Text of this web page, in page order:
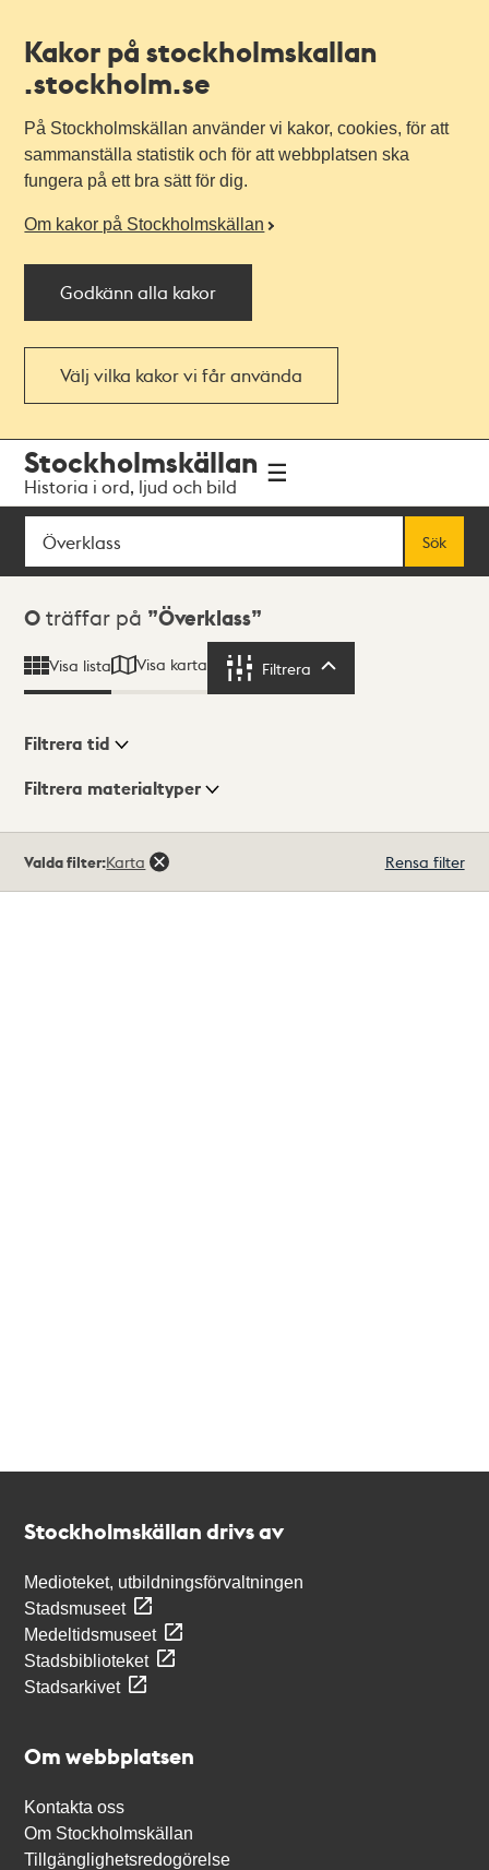
Kakor på stockholmskallan
.stockholm.se
På Stockholmskällan använder vi kakor, cookies, för att
sammanställa statistik och för att webbplatsen ska
fungera på ett bra sätt för dig.
Om kakor på Stockholmskällan
Godkänn alla kakor
Välj vilka kakor vi får använda
navigationen
huvudinnehållet
Stockholmskällan
Historia i ord, ljud och bild
Sök
Sök
Sökresultat
0 träffar på Överklass
Visa lista Visa karta Filtrera
Visningsläge
Filtrera tid
Filtrera materialtyper
träffar
Valda filter:Karta Rensa filter
Stockholmskällan drivs av
Medioteket, utbildningsförvaltningen
Stadsmuseet
Medeltidsmuseet
Stadsbiblioteket
Stadsarkivet
Om webbplatsen
Kontakta oss
Om Stockholmskällan
Tillgänglighetsredogörelse